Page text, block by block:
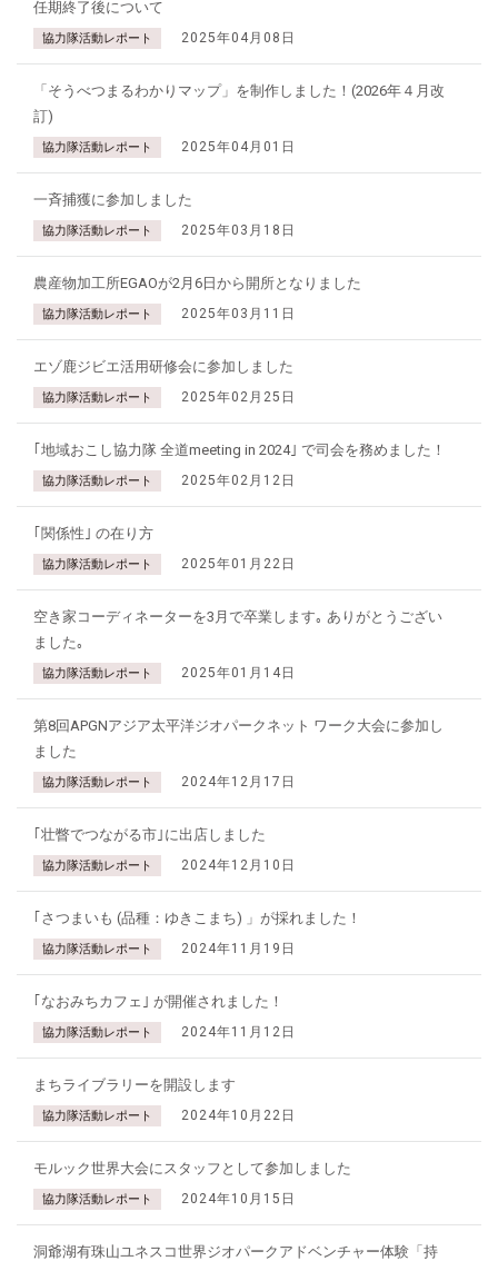
任期終了後について
協力隊活動レポート 2025年04月08日
「そうべつまるわかりマップ」を制作しました！(2026年４月改
訂)
協力隊活動レポート 2025年04月01日
一斉捕獲に参加しました
協力隊活動レポート 2025年03月18日
農産物加工所EGAOが2月6日から開所となりました
協力隊活動レポート 2025年03月11日
エゾ鹿ジビエ活用研修会に参加しました
協力隊活動レポート 2025年02月25日
｢地域おこし協力隊 全道meeting in 2024｣ で司会を務めました！
協力隊活動レポート 2025年02月12日
｢関係性｣ の在り方
協力隊活動レポート 2025年01月22日
空き家コーディネーターを3月で卒業します｡ ありがとうござい
ました｡
協力隊活動レポート 2025年01月14日
第8回APGNアジア太平洋ジオパークネット ワーク大会に参加し
ました
協力隊活動レポート 2024年12月17日
｢壮瞥でつながる市｣に出店しました
協力隊活動レポート 2024年12月10日
｢さつまいも (品種：ゆきこまち) 」が採れました！
協力隊活動レポート 2024年11月19日
｢なおみちカフェ｣ が開催されました！
協力隊活動レポート 2024年11月12日
まちライブラリーを開設します
協力隊活動レポート 2024年10月22日
モルック世界大会にスタッフとして参加しました
協力隊活動レポート 2024年10月15日
洞爺湖有珠山ユネスコ世界ジオパークアドベンチャー体験「持